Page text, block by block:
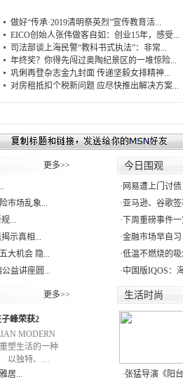
做好“传承·2019清明祭英烈”宣传教育活...
EICO创始人张伟做客自如：创业15年，感受...
司法部谈上海民警“教科书式执法”：非常...
年终奖？你得先闯过奥陶纪景区的一堆惊险...
巩俐再登杂志金九封面 传递坚毅女排精神...
对房租抵扣个税新问题 应尽快推出解决方案...
更多>>
市场乱象...
...
示真相...
大机会 隐...
益讲座圆...
今日围观
· 网易遭上门讨
·亚马逊、谷歌
· 下周重磅事件
·金融市场早自
·低温不燃烧的
·中国版IQOS：
更多>>
峰荣获2
MODERN
塑生活的一种
独特、…
居...
生活时尚
·张猛导演《阳